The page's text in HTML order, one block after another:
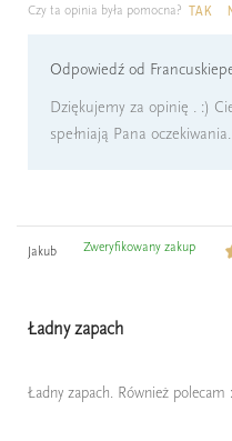
Czy ta opinia była pomocna? TAK
Odpowiedź od
Dziękujemy za opinię . :)
spełniają Pana oczekiwania.
Jakub Zweryfikowany zakup
Ładny zapach
Ładny zapach. Również polecam